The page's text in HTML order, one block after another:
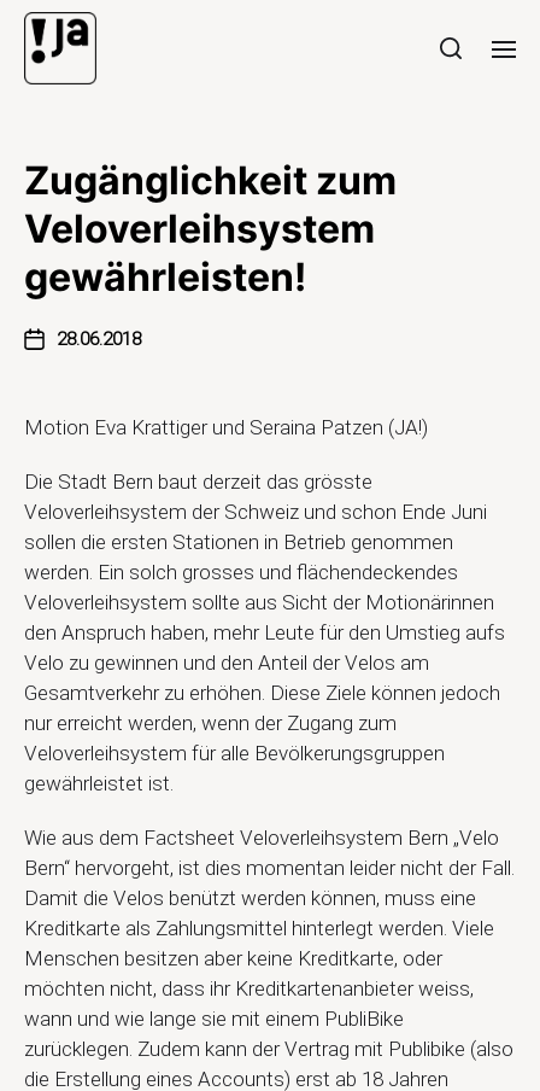
Zugänglichkeit zum
Veloverleihsystem
gewährleisten!
28.06.2018
Motion Eva Krattiger und Seraina Patzen (JA!)
Die Stadt Bern baut derzeit das grösste
Veloverleihsystem der Schweiz und schon Ende Juni
sollen die ersten Stationen in Betrieb genommen
werden. Ein solch grosses und flächendeckendes
Veloverleihsystem sollte aus Sicht der Motionärinnen
den Anspruch haben, mehr Leute für den Umstieg aufs
Velo zu gewinnen und den Anteil der Velos am
Gesamtverkehr zu erhöhen. Diese Ziele können jedoch
nur erreicht werden, wenn der Zugang zum
Veloverleihsystem für alle Bevölkerungsgruppen
gewährleistet ist.
Wie aus dem Factsheet Veloverleihsystem Bern „Velo
Bern“ hervorgeht, ist dies momentan leider nicht der Fall.
Damit die Velos benützt werden können, muss eine
Kreditkarte als Zahlungsmittel hinterlegt werden. Viele
Menschen besitzen aber keine Kreditkarte, oder
möchten nicht, dass ihr Kreditkartenanbieter weiss,
wann und wie lange sie mit einem PubliBike
zurücklegen. Zudem kann der Vertrag mit Publibike (also
die Erstellung eines Accounts) erst ab 18 Jahren